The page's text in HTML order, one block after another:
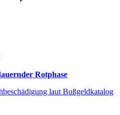
Rotphase
laut Bußgeldkatalog